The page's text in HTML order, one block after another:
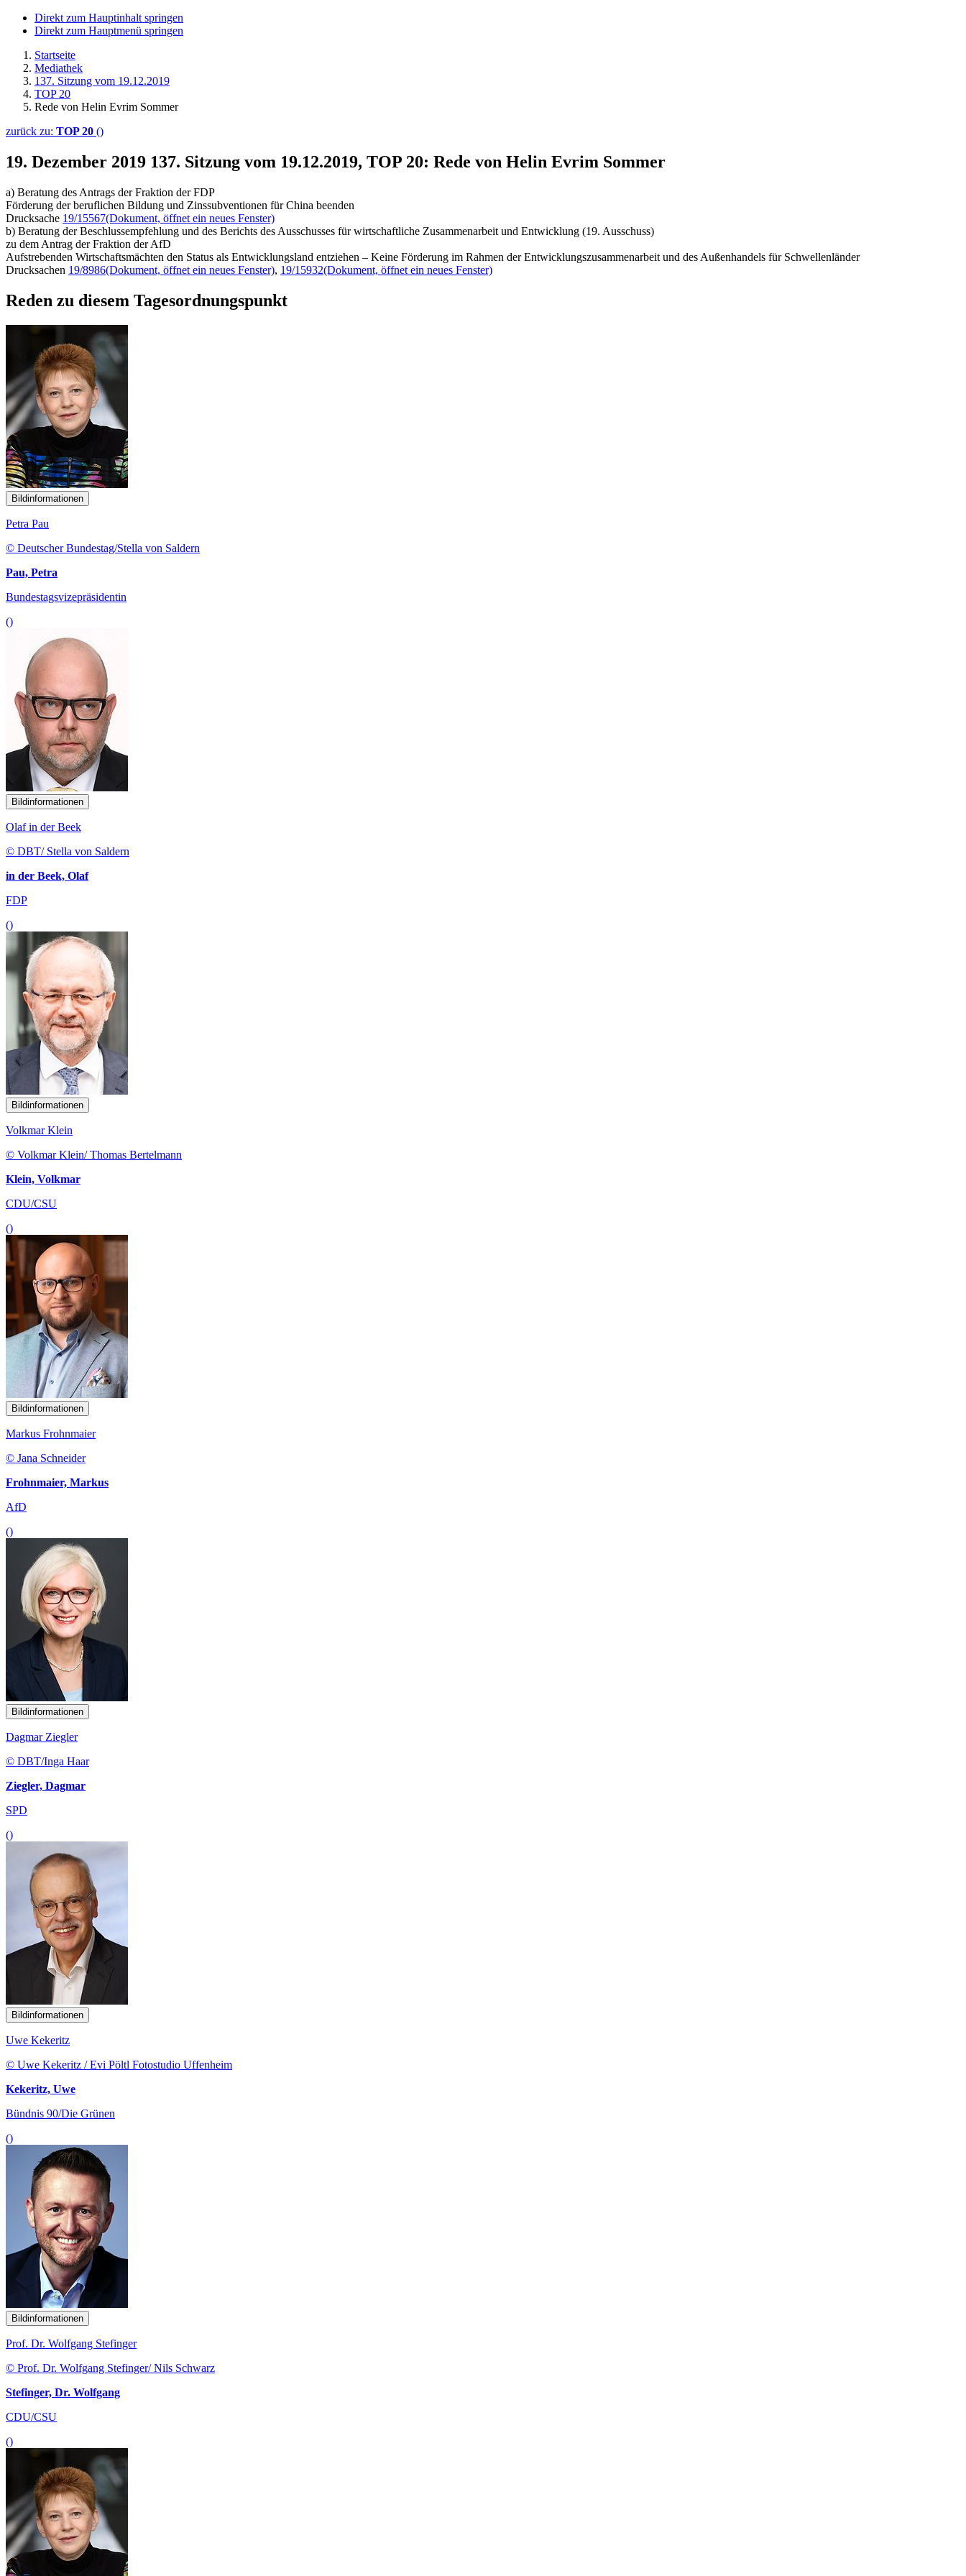
Direkt zum Hauptinhalt springen
Direkt zum Hauptmenü springen
Startseite
Mediathek
137. Sitzung vom 19.12.2019
TOP 20
Rede von Helin Evrim Sommer
zurück zu: TOP 20 ()
19. Dezember 2019 137. Sitzung vom 19.12.2019, TOP 20: Rede von Helin Evrim Sommer
a) Beratung des Antrags der Fraktion der FDP
Förderung der beruflichen Bildung und Zinssubventionen für China beenden
Drucksache 19/15567(Dokument, öffnet ein neues Fenster)
b) Beratung der Beschlussempfehlung und des Berichts des Ausschusses für wirtschaftliche Zusammenarbeit und Entwicklung (19. Ausschuss)
zu dem Antrag der Fraktion der AfD
Aufstrebenden Wirtschaftsmächten den Status als Entwicklungsland entziehen – Keine Förderung im Rahmen der Entwicklungszusammenarbeit und des Außenhandels für Schwellenländer
Drucksachen 19/8986(Dokument, öffnet ein neues Fenster), 19/15932(Dokument, öffnet ein neues Fenster)
Reden zu diesem Tagesordnungspunkt
Bildinformationen
Petra Pau
© Deutscher Bundestag/Stella von Saldern
Pau, Petra
Bundestagsvizepräsidentin
()
Bildinformationen
Olaf in der Beek
© DBT/ Stella von Saldern
in der Beek, Olaf
FDP
()
Bildinformationen
Volkmar Klein
© Volkmar Klein/ Thomas Bertelmann
Klein, Volkmar
CDU/CSU
()
Bildinformationen
Markus Frohnmaier
© Jana Schneider
Frohnmaier, Markus
AfD
()
Bildinformationen
Dagmar Ziegler
© DBT/Inga Haar
Ziegler, Dagmar
SPD
()
Bildinformationen
Uwe Kekeritz
© Uwe Kekeritz / Evi Pöltl Fotostudio Uffenheim
Kekeritz, Uwe
Bündnis 90/Die Grünen
()
Bildinformationen
Prof. Dr. Wolfgang Stefinger
© Prof. Dr. Wolfgang Stefinger/ Nils Schwarz
Stefinger, Dr. Wolfgang
CDU/CSU
()